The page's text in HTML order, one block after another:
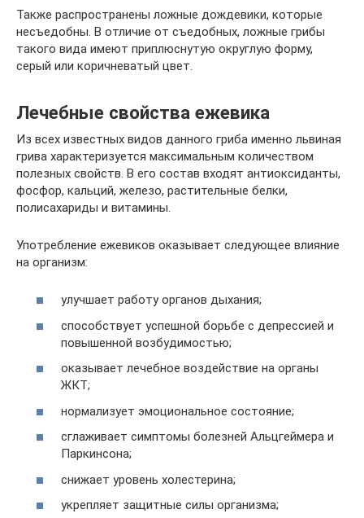
Также распространены ложные дождевики, которые
несъедобны. В отличие от съедобных, ложные грибы
такого вида имеют приплюснутую округлую форму,
серый или коричневатый цвет.
Лечебные свойства ежевика
Из всех известных видов данного гриба именно львиная
грива характеризуется максимальным количеством
полезных свойств. В его состав входят антиоксиданты,
фосфор, кальций, железо, растительные белки,
полисахариды и витамины.
Употребление ежевиков оказывает следующее влияние
на организм:
улучшает работу органов дыхания;
способствует успешной борьбе с депрессией и
повышенной возбудимостью;
оказывает лечебное воздействие на органы
ЖКТ;
нормализует эмоциональное состояние;
сглаживает симптомы болезней Альцгеймера и
Паркинсона;
снижает уровень холестерина;
укрепляет защитные силы организма;